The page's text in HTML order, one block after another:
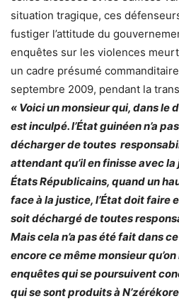
situation tragique, ces
fustiger l’attitude du
enquêtes sur les violences
un cadre présumé
septembre 2009, pendant la
« Voici un monsieur qui, dans le
est inculpé. l’État guinéen n’a
décharger de toutes
attendant qu’il en finisse avec
États Républicains, quand un
face à la justice, l’État doit faire
soit déchargé de toutes
Mais cela n’a pas été fait dans
encore ce même monsieur
enquêtes qui se poursuivent
qui se sont produits à